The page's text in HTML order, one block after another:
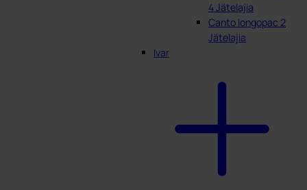
4 Jätelajia
Canto longopac 2
Jätelajia
Ivar